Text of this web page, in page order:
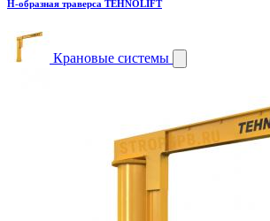
H-образная траверса TEHNOLIFT
Крановые системы